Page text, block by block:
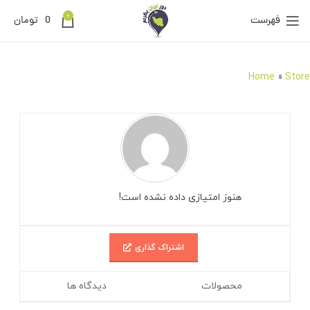
فهرست 0
0 تومان
Home » Store
هنوز امتیازی داده نشده است!
اشتراک گذاری
محصولات دیدگاه ها